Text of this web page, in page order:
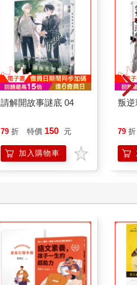
請解開故事謎底 04
79 折 特價 150 元
加入購物車
叛逆
79 折